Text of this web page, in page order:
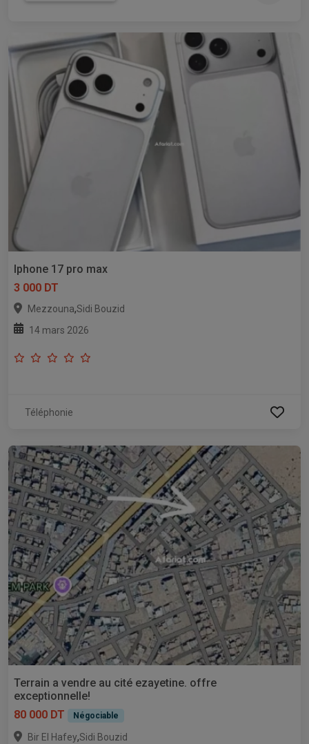
Iphone 17 pro max
3 000 DT
Mezzouna,Sidi Bouzid
14 mars 2026
Téléphonie
Terrain a vendre au cité ezayetine. offre
exceptionnelle!
80 000 DT
Négociable
Bir El Hafey,Sidi Bouzid